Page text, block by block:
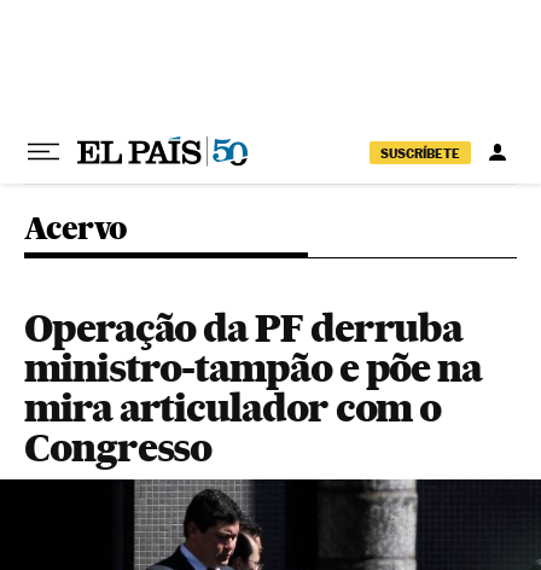
SUSCRÍBETE
Acervo
Operação da PF derruba
ministro-tampão e põe na
mira articulador com o
Congresso